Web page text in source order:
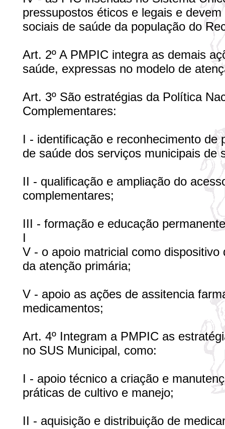
pressupostos éticos e legais e
sociais de saúde da população do
Art. 2º A PMPIC integra as demais
saúde, expressas no modelo de
Art. 3º São estratégias da Política
Complementares:
I - identificação e reconhecimento de
de saúde dos serviços municipais de
II - qualificação e ampliação do
complementares;
III - formação e educação
I
V - o apoio matricial como
da atenção primária;
V - apoio as ações de assitencia
medicamentos;
Art. 4º Integram a PMPIC as
no SUS Municipal, como:
I - apoio técnico a criação e
práticas de cultivo e manejo;
II - aquisição e distribuição de